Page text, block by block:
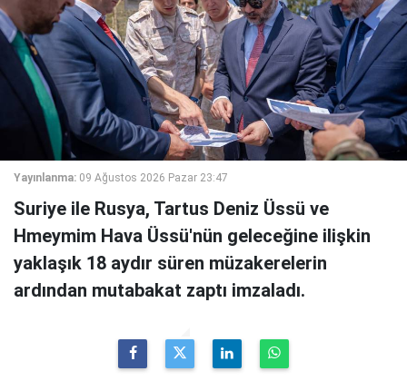
Yayınlanma: 09 Ağustos 2026 Pazar 23:47
Suriye ile Rusya, Tartus Deniz Üssü ve
Hmeymim Hava Üssü'nün geleceğine ilişkin
yaklaşık 18 aydır süren müzakerelerin
ardından mutabakat zaptı imzaladı.